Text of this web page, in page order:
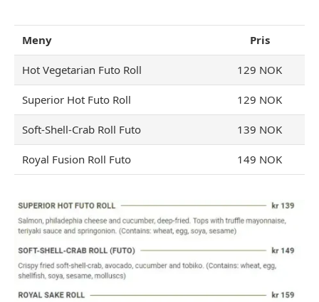
Meny Pris
Hot Vegetarian Futo Roll 129 NOK
Superior Hot Futo Roll 129 NOK
Soft-Shell-Crab Roll Futo 139 NOK
Royal Fusion Roll Futo 149 NOK